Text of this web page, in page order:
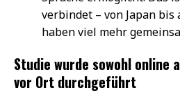
verbindet – von Japan bis
haben viel mehr
Studie wurde sowohl online
vor Ort durchgeführt